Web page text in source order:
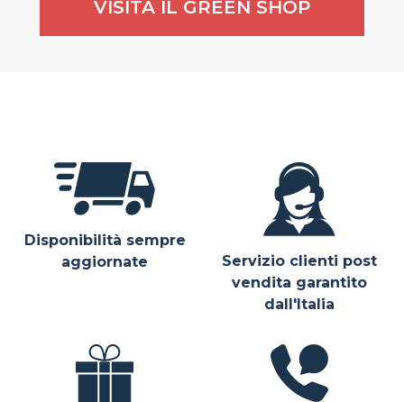
VISITA IL GREEN SHOP
Disponibilità sempre
aggiornate
Servizio clienti post
vendita garantito
dall'Italia